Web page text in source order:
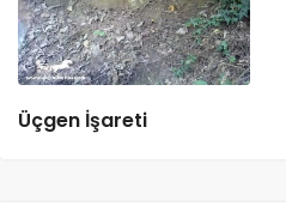
Üçgen İşareti